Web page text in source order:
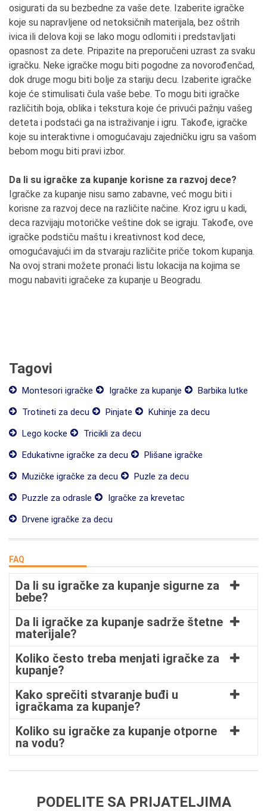
osigurati da su bezbedne za vaše dete. Izaberite igračke
koje su napravljene od netoksičnih materijala, bez oštrih
ivica ili delova koji se lako mogu odlomiti i predstavljati
opasnost za dete. Pripazite na preporučeni uzrast za svaku
igračku. Neke igračke mogu biti pogodne za novorođenčad,
dok druge mogu biti bolje za stariju decu. Izaberite igračke
koje će stimulisati čula vaše bebe. To mogu biti igračke
različitih boja, oblika i tekstura koje će privući pažnju vašeg
deteta i podstaći ga na istraživanje i igru. Takođe, igračke
koje su interaktivne i omogućavaju zajedničku igru sa vašom
bebom mogu biti pravi izbor.
Da li su igračke za kupanje korisne za razvoj dece?
Igračke za kupanje nisu samo zabavne, već mogu biti i
korisne za razvoj dece na različite načine. Kroz igru u kadi,
deca razvijaju motoričke veštine dok se igraju. Takođe, ove
igračke podstiču maštu i kreativnost kod dece,
omogućavajući im da stvaraju različite priče tokom kupanja.
Na ovoj strani možete pronaći listu lokacija na kojima se
mogu nabaviti igračeke za kupanje u Beogradu.
Tagovi
Montesori igračke Igračke za kupanje
Barbika lutke
Trotineti za decu
Pinjate
Kuhinje za decu
Lego kocke
Tricikli za decu
Edukativne igračke za decu
Plišane igračke
Muzičke igračke za decu
Puzle za decu
Puzzle za odrasle
Igračke za krevetac
Drvene igračke za decu
FAQ
Da li su igračke za kupanje sigurne za
bebe?
Da li igračke za kupanje sadrže štetne
materijale?
Koliko često treba menjati igračke za
kupanje?
Kako sprečiti stvaranje buđi u
igračkama za kupanje?
Koliko su igračke za kupanje otporne
na vodu?
PODELITE SA PRIJATELJIMA